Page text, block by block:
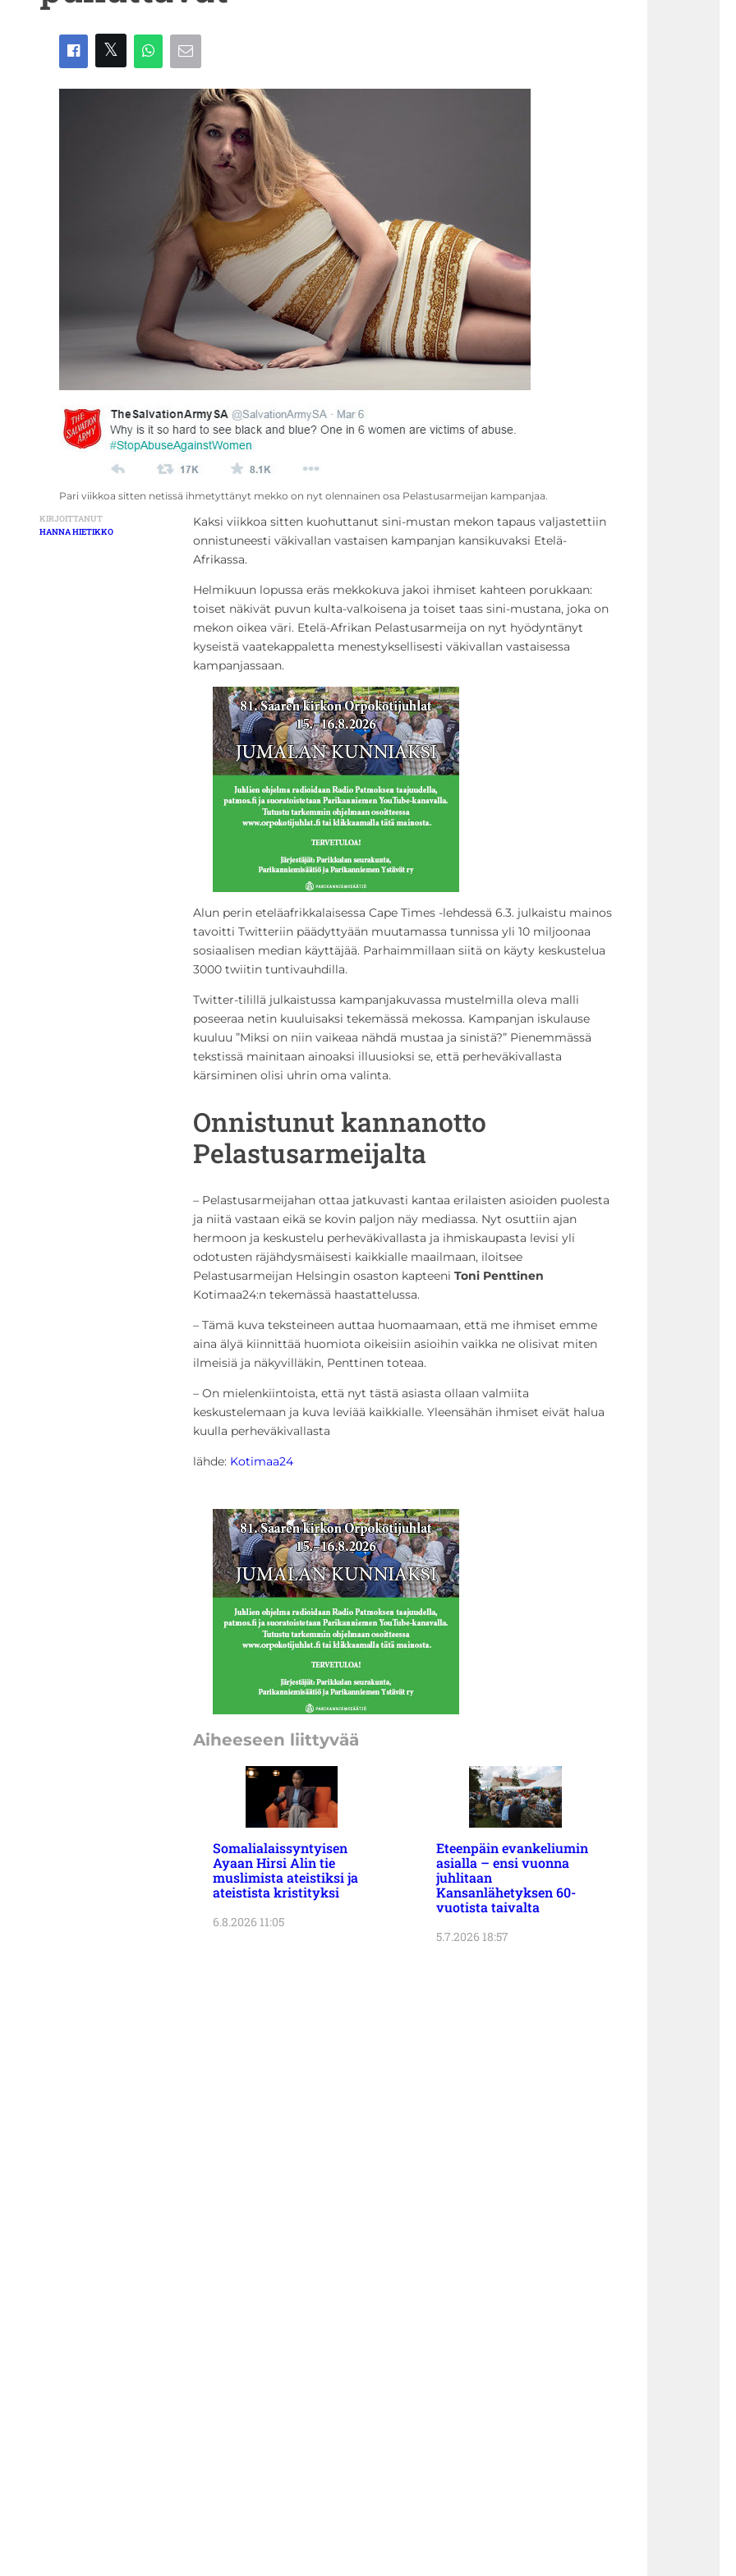
Pari viikkoa sitten netissä ihmetyttänyt mekko on nyt olennainen osa Pelastusarmeijan kampanjaa.
KIRJOITTANUT
HANNA HIETIKKO
Kaksi viikkoa sitten kuohuttanut sini-mustan mekon tapaus valjastettiin
onnistuneesti väkivallan vastaisen kampanjan kansikuvaksi Etelä-
Afrikassa.
Helmikuun lopussa eräs mekkokuva jakoi ihmiset kahteen porukkaan:
toiset näkivät puvun kulta-valkoisena ja toiset taas sini-mustana, joka on
mekon oikea väri. Etelä-Afrikan Pelastusarmeija on nyt hyödyntänyt
kyseistä vaatekappaletta menestyksellisesti väkivallan vastaisessa
kampanjassaan.
Alun perin eteläafrikkalaisessa Cape Times -lehdessä 6.3. julkaistu mainos
tavoitti Twitteriin päädyttyään muutamassa tunnissa yli 10 miljoonaa
sosiaalisen median käyttäjää. Parhaimmillaan siitä on käyty keskustelua
3000 twiitin tuntivauhdilla.
Twitter-tilillä julkaistussa kampanjakuvassa mustelmilla oleva malli
poseeraa netin kuuluisaksi tekemässä mekossa. Kampanjan iskulause
kuuluu ”Miksi on niin vaikeaa nähdä mustaa ja sinistä?” Pienemmässä
tekstissä mainitaan ainoaksi illuusioksi se, että perheväkivallasta
kärsiminen olisi uhrin oma valinta.
Onnistunut kannanotto
Pelastusarmeijalta
– Pelastusarmeijahan ottaa jatkuvasti kantaa erilaisten asioiden puolesta
ja niitä vastaan eikä se kovin paljon näy mediassa. Nyt osuttiin ajan
hermoon ja keskustelu perheväkivallasta ja ihmiskaupasta levisi yli
odotusten räjähdysmäisesti kaikkialle maailmaan, iloitsee
Pelastusarmeijan Helsingin osaston kapteeni Toni Penttinen
Kotimaa24:n tekemässä haastattelussa.
– Tämä kuva teksteineen auttaa huomaamaan, että me ihmiset emme
aina älyä kiinnittää huomiota oikeisiin asioihin vaikka ne olisivat miten
ilmeisiä ja näkyvilläkin, Penttinen toteaa.
– On mielenkiintoista, että nyt tästä asiasta ollaan valmiita
keskustelemaan ja kuva leviää kaikkialle. Yleensähän ihmiset eivät halua
kuulla perheväkivallasta
lähde: Kotimaa24
Aiheeseen liittyvää
Somalialaissyntyisen
Ayaan Hirsi Alin tie
muslimista ateistiksi ja
ateistista kristityksi
6.8.2026 11:05
Eteenpäin evankeliumin
asialla – ensi vuonna
juhlitaan
Kansanlähetyksen 60-
vuotista taivalta
5.7.2026 18:57